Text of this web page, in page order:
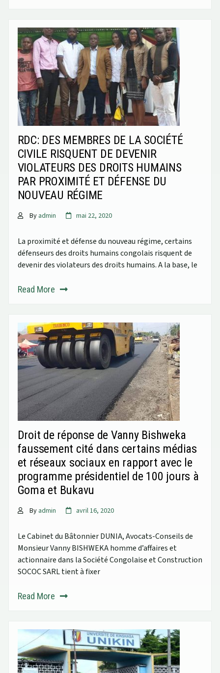
RDC: DES MEMBRES DE LA SOCIÉTÉ
CIVILE RISQUENT DE DEVENIR
VIOLATEURS DES DROITS HUMAINS
PAR PROXIMITÉ ET DÉFENSE DU
NOUVEAU RÉGIME
By admin mai 22, 2020
La proximité et défense du nouveau régime, certains
défenseurs des droits humains congolais risquent de
devenir des violateurs des droits humains. A la base, le
Read More
Droit de réponse de Vanny Bishweka
faussement cité dans certains médias
et réseaux sociaux en rapport avec le
programme présidentiel de 100 jours à
Goma et Bukavu
By admin avril 16, 2020
Le Cabinet du Bâtonnier DUNIA, Avocats-Conseils de
Monsieur Vanny BISHWEKA homme d’affaires et
actionnaire dans la Société Congolaise et Construction
SOCOC SARL tient à fixer
Read More